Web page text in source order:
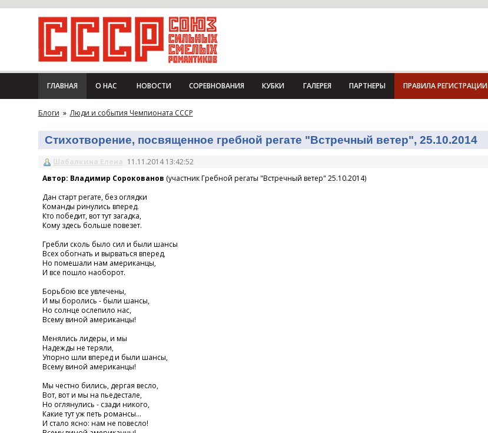
ГЛАВНАЯ О НАС НОВОСТИ СОРЕВНОВАНИЯ КУБКИ ГАЛЕРЕЯ ПАРТНЕРЫ ПРАВИЛА РЕГИСТРАЦИИ
Блоги » Люди и события Чемпионата СССР
Стихотворение, посвященное гребной регате "Встречный ветер", 25.10.2014
Шабалкина Елена 11.11.2014 13:42:52
Автор: Владимир Сорокованов (участник Гребной регаты "Встречный ветер" 25.10.2014)
Дан старт регате, без оглядки
Команды ринулись вперед.
Кто победит, вот тут загадка,
Кому здесь больше повезет.
Гребли сколь было сил и были шансы
Всех обогнать и вырваться вперед,
Но помешали нам американцы,
И все пошло наоборот.
Борьбою все увлечены,
И мы боролись - были шансы,
Но солнце ослепило нас,
Всему виной американцы!
Менялись лидеры, и мы
Надежды не теряли,
Упорно шли вперед и были шансы,
Всему виной американцы!
Мы честно бились, дергая весло,
Вот, вот и мы на пьедестале,
Но оглянулись - сзади никого,
Какие тут уж петь романсы...
И стало ясно: нам не повесло!